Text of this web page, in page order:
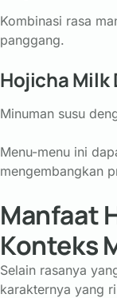
Kombinasi rasa
panggang.
HojichaMilk
Minuman susu
Menu-menu ini
mengembangkan
Manfaat
Konteks
Selain rasanya
karakternya yang